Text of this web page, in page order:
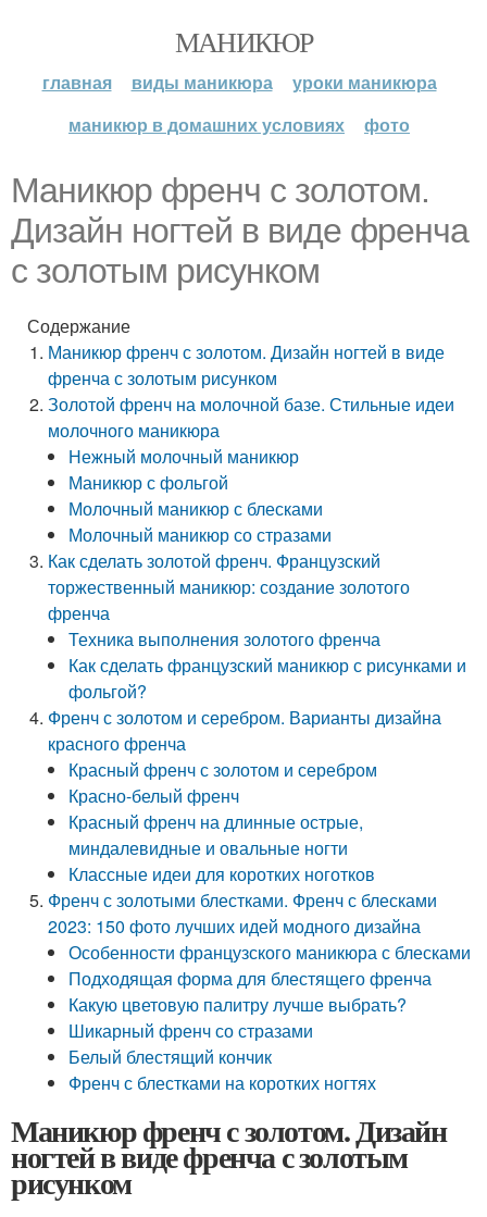
МАНИКЮР
главная виды маникюра
уроки маникюра
маникюр в домашних условиях
фото
Маникюр френч с золотом.
Дизайн ногтей в виде френча
с золотым рисунком
Содержание
Маникюр френч с золотом. Дизайн ногтей в виде
френча с золотым рисунком
Золотой френч на молочной базе. Стильные идеи
молочного маникюра
Нежный молочный маникюр
Маникюр с фольгой
Молочный маникюр с блесками
Молочный маникюр со стразами
Как сделать золотой френч. Французский
торжественный маникюр: создание золотого
френча
Техника выполнения золотого френча
Как сделать французский маникюр с рисунками и
фольгой?
Френч с золотом и серебром. Варианты дизайна
красного френча
Красный френч с золотом и серебром
Красно-белый френч
Красный френч на длинные острые,
миндалевидные и овальные ногти
Классные идеи для коротких ноготков
Френч с золотыми блестками. Френч с блесками
2023: 150 фото лучших идей модного дизайна
Особенности французского маникюра с блесками
Подходящая форма для блестящего френча
Какую цветовую палитру лучше выбрать?
Шикарный френч со стразами
Белый блестящий кончик
Френч с блестками на коротких ногтях
Маникюр френч с золотом. Дизайн
ногтей в виде френча с золотым
рисунком